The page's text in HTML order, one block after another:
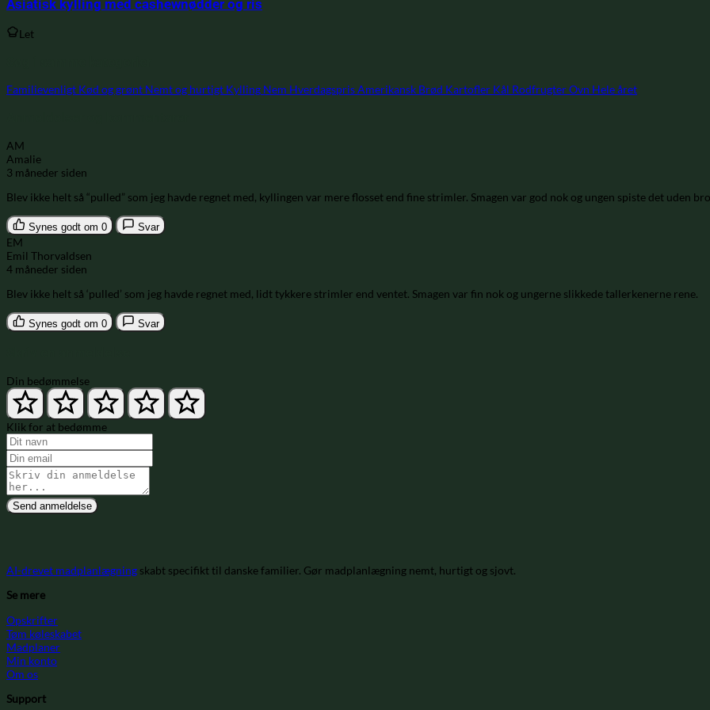
Asiatisk kylling med cashewnødder og ris
Let
Familievenligt Kød og grønt Nemt og hurtigt Kylling Nem HverdagsprisAmerikansk Brød Kartofler Kål RodfrugterOvn Hele året
AM
Amalie
3 måneder siden
Blev ikke helt så “pulled” som jeg havde regnet med, kyllingen var mere flosset end fine strimler. Smagen var god nok og ungen spiste det uden
Synes godt om 0 Svar
EM
Emil Thorvaldsen
4 måneder siden
Blev ikke helt så ‘pulled’ som jeg havde regnet med, lidt tykkere strimler end ventet. Smagen var fin nok og ungerne slikkede tallerkenerne rene.
Synes godt om 0 Svar
Din bedømmelse
Klik for at bedømme
Send anmeldelse
AI-drevet madplanlægning skabt specifikt til danske familier. Gør madplanlægning nemt, hurtigt og sjovt.
Se mere
Opskrifter
Tøm køleskabet
Madplaner
Min konto
Om os
Support